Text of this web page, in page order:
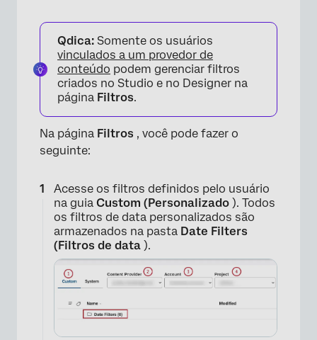
Qdica: Somente os usuários
vinculados a um provedor de
conteúdo podem gerenciar filtros
criados no Studio e no Designer na
página Filtros.
Na página Filtros , você pode fazer o
seguinte:
Acesse os filtros definidos pelo usuário
na guia Custom (Personalizado ). Todos
os filtros de data personalizados são
armazenados na pasta Date Filters
(Filtros de data ).